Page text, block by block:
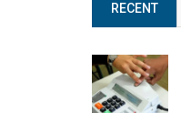
RECENT